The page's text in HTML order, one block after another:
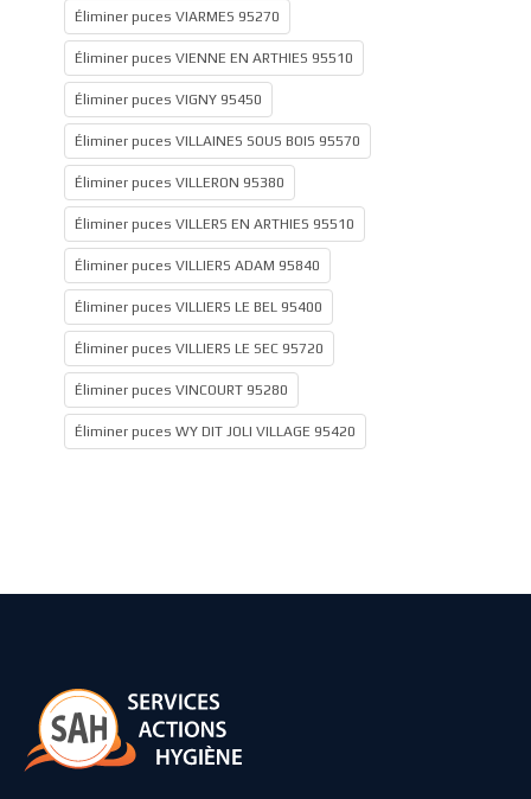
Éliminer puces VIARMES 95270
Éliminer puces VIENNE EN ARTHIES 95510
Éliminer puces VIGNY 95450
Éliminer puces VILLAINES SOUS BOIS 95570
Éliminer puces VILLERON 95380
Éliminer puces VILLERS EN ARTHIES 95510
Éliminer puces VILLIERS ADAM 95840
Éliminer puces VILLIERS LE BEL 95400
Éliminer puces VILLIERS LE SEC 95720
Éliminer puces VINCOURT 95280
Éliminer puces WY DIT JOLI VILLAGE 95420